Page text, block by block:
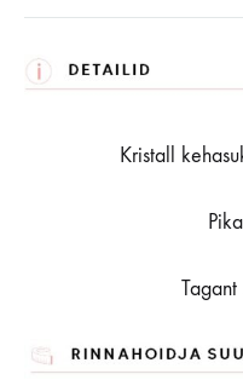
Kristall